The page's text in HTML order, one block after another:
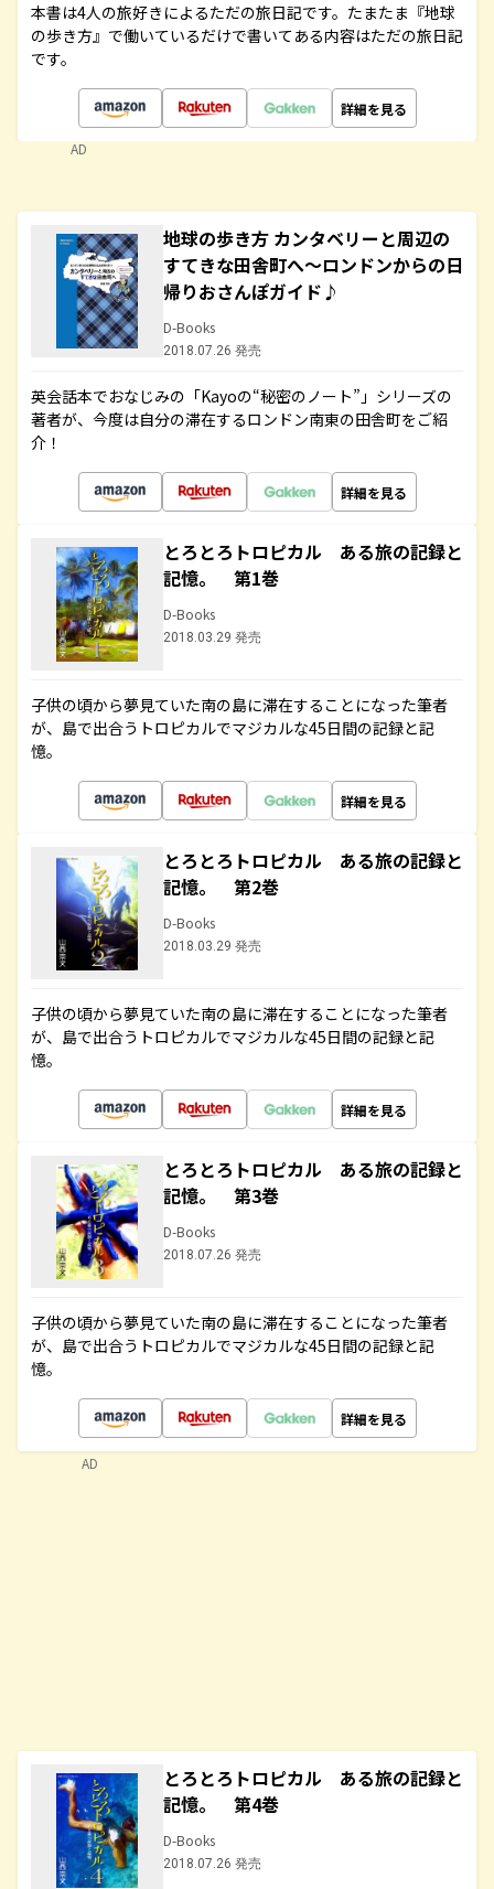
本書は4人の旅好きによるただの旅日記です。たまたま『地球
の歩き方』で働いているだけで書いてある内容はただの旅日記
です。
詳細を見る
AD
地球の歩き方 カンタベリーと周辺の
すてきな田舎町へ～ロンドンからの日
帰りおさんぽガイド♪
D-Books
2018.07.26 発売
英会話本でおなじみの「Kayoの“秘密のノート”」シリーズの
著者が、今度は自分の滞在するロンドン南東の田舎町をご紹
介！
詳細を見る
とろとろトロピカル ある旅の記録と
記憶。 第1巻
D-Books
2018.03.29 発売
子供の頃から夢見ていた南の島に滞在することになった筆者
が、島で出合うトロピカルでマジカルな45日間の記録と記
憶。
詳細を見る
とろとろトロピカル ある旅の記録と
記憶。 第2巻
D-Books
2018.03.29 発売
子供の頃から夢見ていた南の島に滞在することになった筆者
が、島で出合うトロピカルでマジカルな45日間の記録と記
憶。
詳細を見る
とろとろトロピカル ある旅の記録と
記憶。 第3巻
D-Books
2018.07.26 発売
子供の頃から夢見ていた南の島に滞在することになった筆者
が、島で出合うトロピカルでマジカルな45日間の記録と記
憶。
詳細を見る
とろとろトロピカル ある旅の記録と
記憶。 第4巻
D-Books
2018.07.26 発売
AD